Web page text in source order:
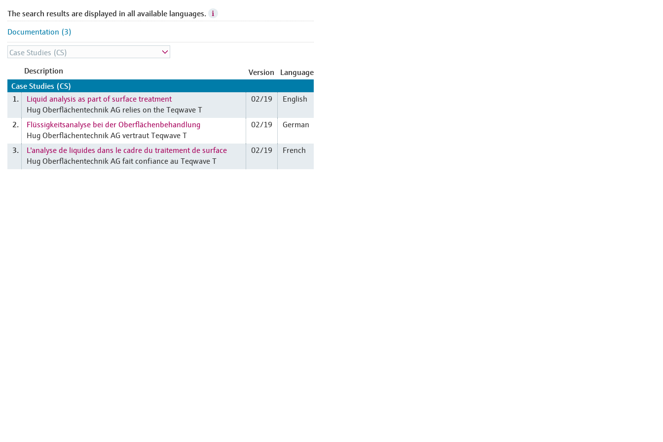
The search results are displayed in all available languages.
Documentation (3)
Description Version
Language
Case Studies (CS)
1.
Liquid analysis as part of surface treatment
Hug Oberflächentechnik AG relies on the Teqwave T
02/19 English
2.
Flüssigkeitsanalyse bei der Oberflächenbehandlung
Hug Oberflächentechnik AG vertraut Teqwave T
02/19 German
3.
L'analyse de liquides dans le cadre du traitement de surface
Hug Oberflächentechnik AG fait confiance au Teqwave T
02/19 French